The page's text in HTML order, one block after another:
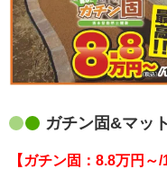
ガチン固&マッ
【ガチン固：8.8万円～/